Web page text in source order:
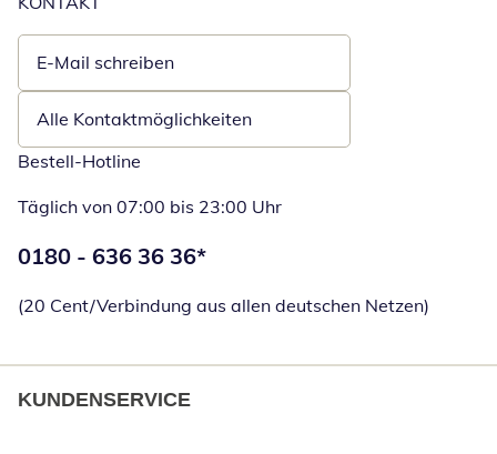
E-Mail schreiben
Öffnet E-Mail-Client
Alle Kontaktmöglichkeiten
Bestell-Hotline
Täglich von 07:00 bis 23:00 Uhr
Telefonnummer:
0180 - 636 36 36*
(20 Cent/Verbindung aus allen deutschen Netzen)
KUNDENSERVICE